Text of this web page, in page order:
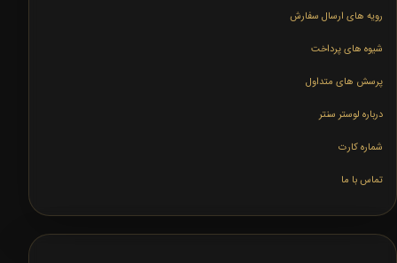
رویه های ارسال سفارش
شیوه های پرداخت
پرسش های متداول
درباره لوستر سنتر
شماره کارت
تماس با ما